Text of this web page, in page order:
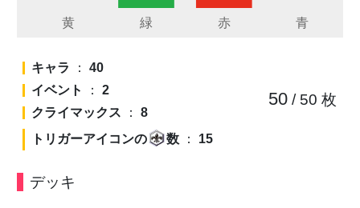
キャラ ： 40
イベント
： 2
クライマックス ： 8
トリガーアイコンの
数 ： 15
50/ 50 枚
デッキ